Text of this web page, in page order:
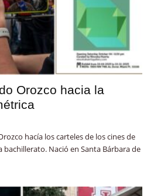
Orozco hacia la
hacía los carteles de los cines de
Nació en Santa Bárbara de